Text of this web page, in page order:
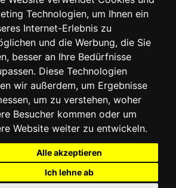
Technologien, um Ihnen ein
Internet-Erlebnis zu
und die Werbung, die Sie
besser an Ihre Bedürfnisse
Diese Technologien
wir außerdem, um Ergebnisse
um zu verstehen, woher
Besucher kommen oder um
Website weiter zu entwickeln.
Alle akzeptieren
Ich lehne ab
« Zurück 1 Weiter »
Links sind sogenannte Affiliate Links. Kommt
Einkauf zustande, werden wir mit einer Provision
dabei keine Mehrkosten.
|
Impressum
Rechte vorbehalten.